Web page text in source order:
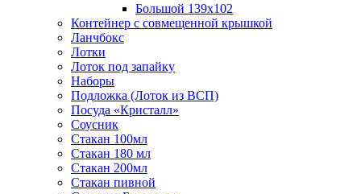
Большой 139х102
Контейнер с совмещенной крышкой
Ланчбокс
Лотки
Лоток под запайку
Наборы
Подложка (Лоток из ВСП)
Посуда «Кристалл»
Соусник
Стакан 100мл
Стакан 180 мл
Стакан 200мл
Стакан пивной